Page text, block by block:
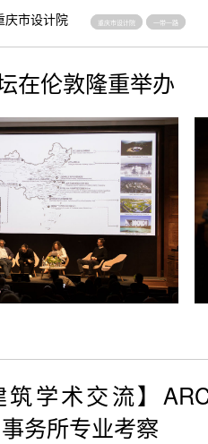
庆市设计院 重庆市设计院 一带一路
在伦敦隆重举办
筑学术交流】
务所专业考察